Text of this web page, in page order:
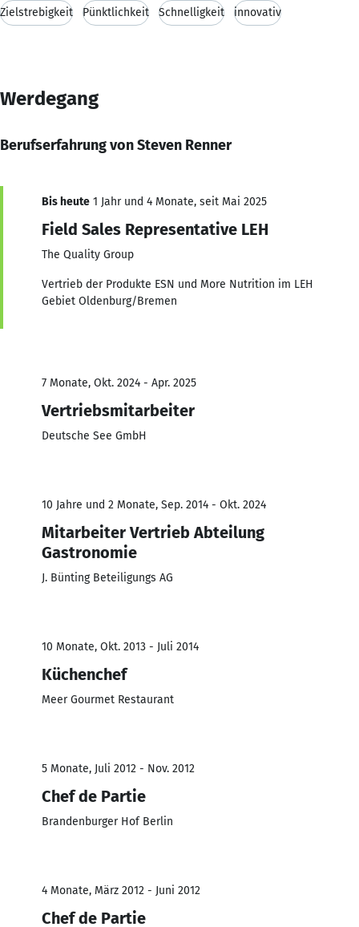
Zielstrebigkeit Pünktlichkeit Schnelligkeit innovativ
Werdegang
Berufserfahrung von Steven Renner
Bis heute 1 Jahr und 4 Monate, seit Mai 2025
Field Sales Representative LEH
The Quality Group
Vertrieb der Produkte ESN und More Nutrition im LEH
Gebiet Oldenburg/Bremen
7 Monate, Okt. 2024 - Apr. 2025
Vertriebsmitarbeiter
Deutsche See GmbH
10 Jahre und 2 Monate, Sep. 2014 - Okt. 2024
Mitarbeiter Vertrieb Abteilung
Gastronomie
J. Bünting Beteiligungs AG
10 Monate, Okt. 2013 - Juli 2014
Küchenchef
Meer Gourmet Restaurant
5 Monate, Juli 2012 - Nov. 2012
Chef de Partie
Brandenburger Hof Berlin
4 Monate, März 2012 - Juni 2012
Chef de Partie